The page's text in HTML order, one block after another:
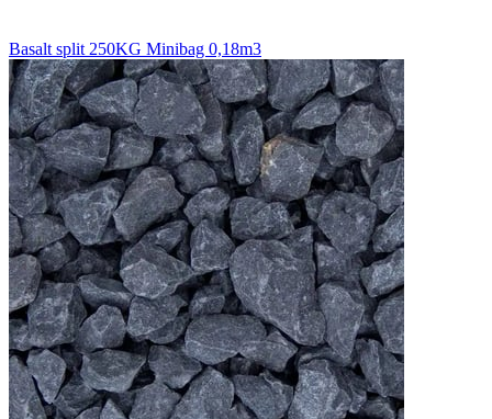
Basalt split 250KG Minibag 0,18m3